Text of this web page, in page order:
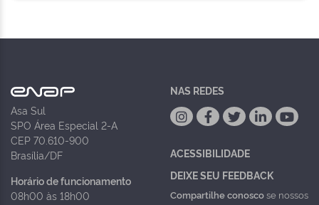
Asa Sul
SPO Área Especial 2-A
CEP 70.610-900
Brasília/DF
Horário de funcionamento
08h00 às 18h00
NAS REDES
ACESSIBILIDADE
DEIXE SEU FEEDBACK
Compartilhe conoscose nossos